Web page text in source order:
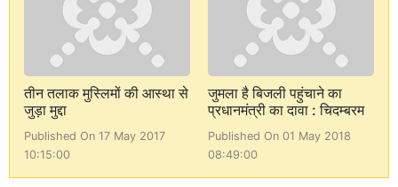
तीन तलाक मुस्लिमों की आस्था से
जुड़ा मुद्दा
Published On 17 May 2017
10:15:00
जुमला है बिजली पहुंचाने का
प्रधानमंत्री का दावा : चिदम्बरम
Published On 01 May 2018
08:49:00